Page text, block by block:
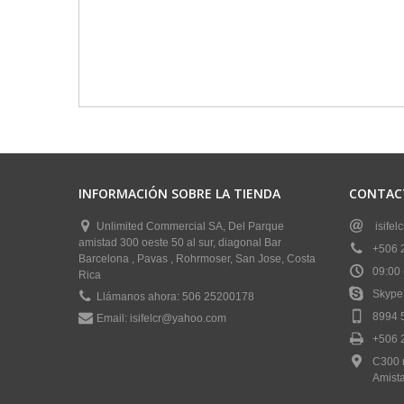
INFORMACIÓN SOBRE LA TIENDA
Unlimited Commercial SA, Del Parque
amistad 300 oeste 50 al sur, diagonal Bar
Barcelona , Pavas , Rohrmoser, San Jose, Costa
Rica
Llámanos ahora: 506 25200178
Email: isifelcr@yahoo.com
+506
09:00
8994
+506
C300